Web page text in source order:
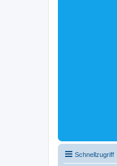
Schnellzugriff